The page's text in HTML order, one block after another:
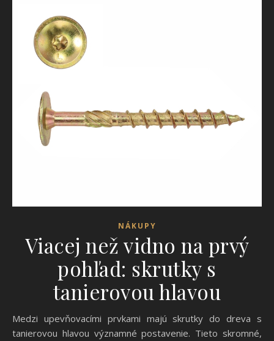
NÁKUPY
Viacej než vidno na prvý
pohľad: skrutky s
tanierovou hlavou
Medzi upevňovacími prvkami majú skrutky do dreva s
tanierovou hlavou významné postavenie. Tieto skromné,